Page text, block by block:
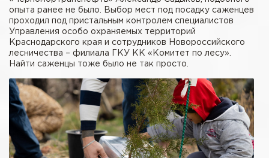
опыта ранее не было. Выбор мест под посадку саженцев
проходил под пристальным контролем специалистов
Управления особо охраняемых территорий
Краснодарского края и сотрудников Новороссийского
лесничества – филиала ГКУ КК «Комитет по лесу».
Найти саженцы тоже было не так просто.